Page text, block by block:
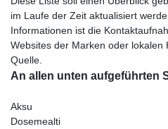
im Laufe der Zeit aktualisiert
Informationen ist die
Websites der Marken oder lokalen
Quelle.
Aksu
Dosemealti